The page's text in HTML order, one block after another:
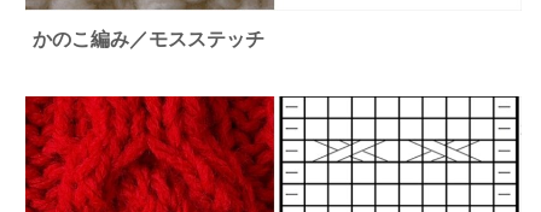
かのこ編み／モスステッチ